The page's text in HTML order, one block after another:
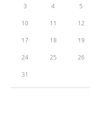
3 4 5
10 11 12
17 18 19
24 25 26
31